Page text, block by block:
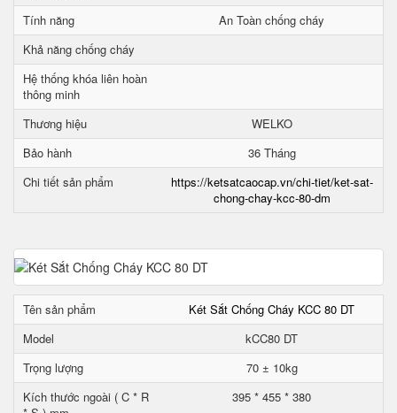
Tính năng
An Toàn chống cháy
Khả năng chống cháy
Hệ thống khóa liên hoàn
thông minh
Thương hiệu
WELKO
Bảo hành
36 Tháng
Chi tiết sản phẩm
https://ketsatcaocap.vn/chi-tiet/ket-sat-
chong-chay-kcc-80-dm
Tên sản phẩm
Két Sắt Chống Cháy KCC 80 DT
Model
kCC80 DT
Trọng lượng
70 ± 10kg
Kích thước ngoài ( C * R
395 * 455 * 380